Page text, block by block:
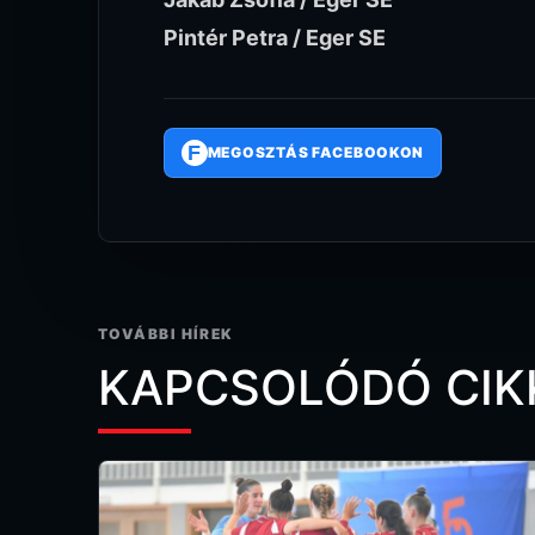
Pintér Petra / Eger SE
F MEGOSZTÁS FACEBOOKON
TOVÁBBI HÍREK
KAPCSOLÓDÓ